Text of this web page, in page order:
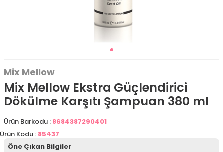
Mix Mellow
Mix Mellow Ekstra Güçlendirici
Dökülme Karşıtı Şampuan 380 ml
Ürün Barkodu : 8684387290401
Ürün Kodu : 85437
Öne Çıkan Bilgiler